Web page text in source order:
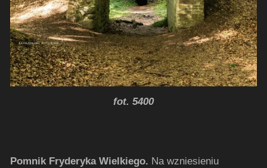
fot. 5400
Pomnik Fryderyka Wielkiego. Na wzniesieniu